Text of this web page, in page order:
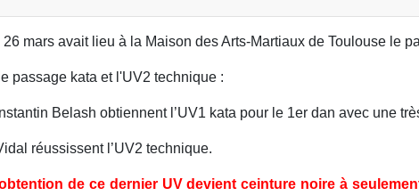
mars avait lieu à la Maison des Arts-Martiaux de Toulouse le
passage kata et l'UV2 technique :
Belash obtiennent l’UV1 kata pour le 1er dan avec une
réussissent l’UV2 technique.
de ce dernier UV devient ceinture noire à